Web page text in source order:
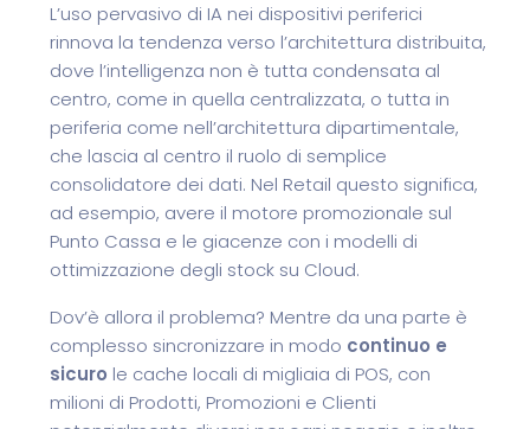
L’uso pervasivo di IA nei dispositivi periferici
rinnova la tendenza verso l’architettura distribuita,
dove l’intelligenza non è tutta condensata al
centro, come in quella centralizzata, o tutta in
periferia come nell’architettura dipartimentale,
che lascia al centro il ruolo di semplice
consolidatore dei dati. Nel Retail questo significa,
ad esempio, avere il motore promozionale sul
Punto Cassa e le giacenze con i modelli di
ottimizzazione degli stock su Cloud.
Dov’è allora il problema? Mentre da una parte è
complesso sincronizzare in modo continuo e
sicuro le cache locali di migliaia di POS, con
milioni di Prodotti, Promozioni e Clienti